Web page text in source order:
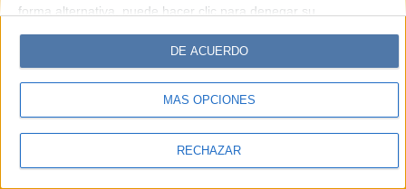
forma alternativa, puede hacer clic para denegar su
cambiar sus preferencias antes de otorgar su consentimiento.
Tenga en cuenta que algún procesamiento de sus datos
personales puede no requerir de su consentimiento, pero usted
tiene el derecho de rechazar tal procesamiento. Sus
sus preferencias o retirar su consentimiento en cualquier
MÁS OPCIONES
RECHAZAR
DE ACUERDO